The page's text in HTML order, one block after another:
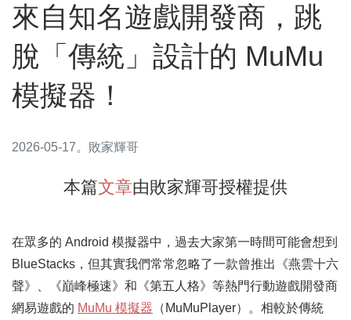
來自知名遊戲開發商，跳
脫「傳統」設計的 MuMu
模擬器！
2026-05-17。 敗家輝哥
本篇文章由敗家輝哥授權提供
在眾多的 Android 模擬器中，過去大家第一時間可能會想到
BlueStacks，但其實我們常常忽略了一款曾推出《燕雲十六
聲》、《巔峰極速》和《第五人格》等熱門行動遊戲開發商
網易遊戲的 MuMu 模擬器 （MuMuPlayer）。相較於傳統